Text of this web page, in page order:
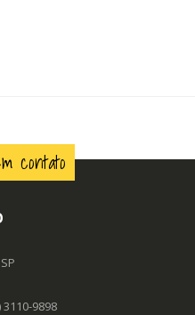
contato
3110-9898